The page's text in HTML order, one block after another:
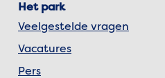
Het park
Veelgestelde vragen
Vacatures
Pers